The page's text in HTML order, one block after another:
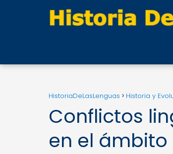
HistoriaDeLasLenguas Historia y
Conflictos
en el ámbito